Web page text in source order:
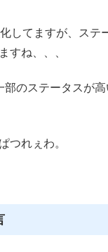
してますが、ステ
すね、、、
のステータスが高
つれぇわ。